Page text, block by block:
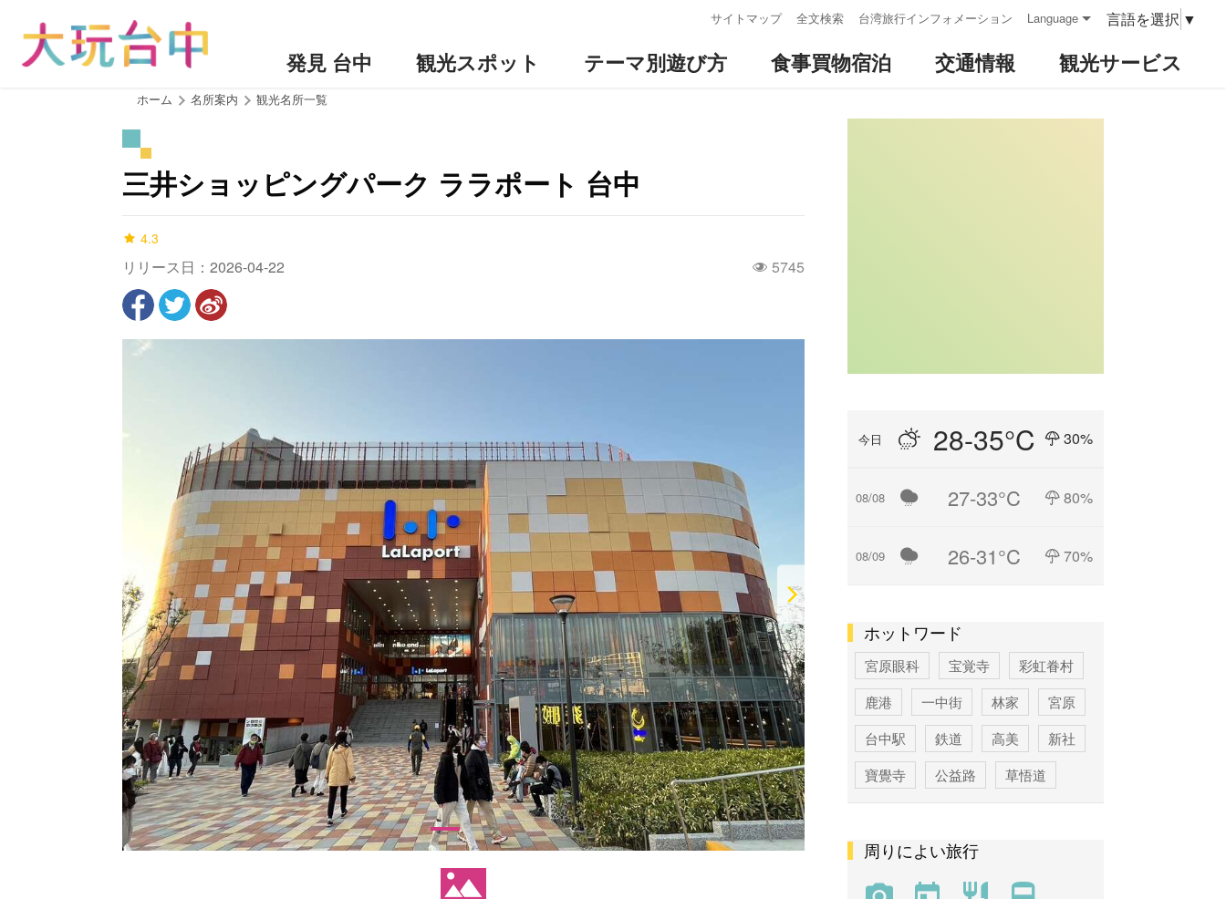
サイトマップ 全文検索 台湾旅行インフォメーション Language 言語を選択 ▼
発見 台中 観光スポット テーマ別遊び方 食事買物宿泊 交通情報 観光サービス
ホーム 名所案内 観光名所一覧
三井ショッピングパーク ララポート 台中
4.3
リリース日：2026-04-22 5745
今日 28-35°C 30%
08/08 27-33°C 80%
08/09 26-31°C 70%
ホットワード
宮原眼科 宝覚寺
彩虹眷村
鹿港
一中街 林家
宮原
台中駅
鉄道 高美
新社
寶覺寺
公益路
草悟道
彩虹
新社花海
周りによい旅行